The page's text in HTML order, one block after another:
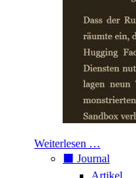
Weiterlesen …
⬛️ Journal
Artikel